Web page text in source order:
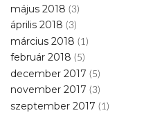
május 2018 (3)
április 2018 (3)
március 2018 (1)
február 2018 (5)
december 2017 (5)
november 2017 (3)
szeptember 2017 (1)